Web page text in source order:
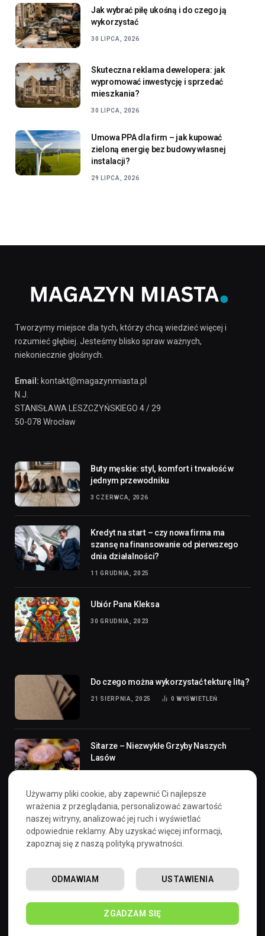
Jak wybrać piłę ukośną i do czego ją
wykorzystać
30 LIPCA, 2026
Skuteczna reklama dewelopera: jak
wypromować inwestycję i sprzedać
mieszkania?
30 LIPCA, 2026
Umowa PPA dla firm – jak kupować
zieloną energię bez budowy własnej
instalacji?
29 LIPCA, 2026
Tworzymy miejsce dla tych, którzy chcą wiedzieć więcej i
rozumieć głębiej. Jesteśmy blisko spraw ważnych,
niekoniecznie głośnych.
Email: kontakt@magazynmiasta.pl
N.J.
STANISŁAWA LESZCZYŃSKIEGO 4 / 29
50-078 Wrocław
Buty męskie: styl, komfort i trwałość w
jednym przewodniku
3 CZERWCA, 2026
Kredyt na start – czy nowa firma ma
szansę na finansowanie od pierwszego
dnia działalności?
11 GRUDNIA, 2025
Ubiór Pana Kleksa
30 GRUDNIA, 2023
Do czego można wykorzystać tekturę litą?
21 SIERPNIA, 2025 0WYŚWIETLEŃ
Sitarze – Niezwykłe Grzyby Naszych
Lasów
Dargom – informatyka przemysłowa,
automatyka i nowoczesne systemy
sterowania w praktyce
10 LIPCA, 2026
Używamy pliki cookie, aby zapewnić Ci najlepsze
wrażenia z przeglądania, personalizować zawartość
naszej witryny, analizować jej ruch i wyświetlać
odpowiednie reklamy. Aby uzyskać więcej informacji,
zapoznaj się z naszą polityką prywatności.
ZGADZAM SIĘ
USTAWIENIA
ODMAWIAM